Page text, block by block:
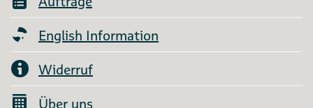
English Information
Widerruf
Über uns